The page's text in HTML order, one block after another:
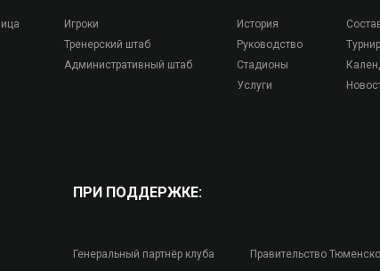
Игроки
Тренерский штаб
Административный штаб
История
Руководство
Стадионы
Услуги
ПРИ ПОДДЕРЖКЕ:
Генеральный партнёр клуба Правительство